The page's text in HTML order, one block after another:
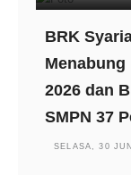
BRK
Menabung
2026 dan
SMPN 37
SELASA, 30